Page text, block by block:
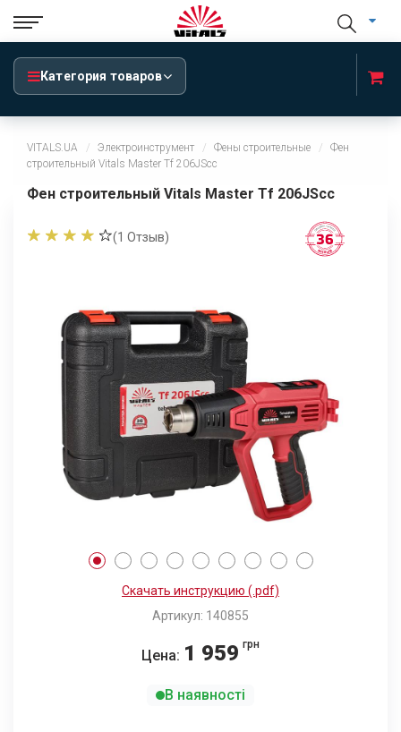
Категория товаров
VITALS.UA Электроинструмент Фены строительные
Фен
строительный Vitals Master Tf 206JScc
Фен строительный Vitals Master Tf 206JScc
(1 Отзыв)
Скачать инструкцию (.pdf)
Артикул: 140855
Цена: 1 959 грн
В наявності